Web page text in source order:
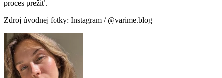
proces prežiť.
Zdroj úvodnej fotky: Instagram / @varime.blog